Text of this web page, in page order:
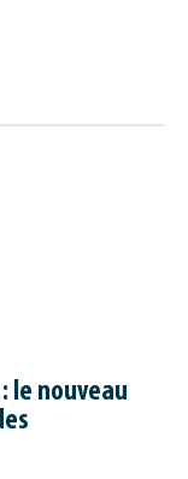
le nouveau